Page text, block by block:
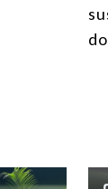
COMÉRCIO